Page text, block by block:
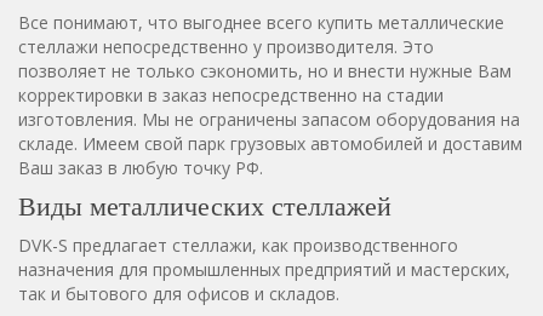
Все понимают, что выгоднее всего купить металлические
стеллажи непосредственно у производителя. Это
позволяет не только сэкономить, но и внести нужные Вам
корректировки в заказ непосредственно на стадии
изготовления. Мы не ограничены запасом оборудования на
складе. Имеем свой парк грузовых автомобилей и доставим
Ваш заказ в любую точку РФ.
Виды металлических стеллажей
DVK-S предлагает стеллажи, как производственного
назначения для промышленных предприятий и мастерских,
так и бытового для офисов и складов.